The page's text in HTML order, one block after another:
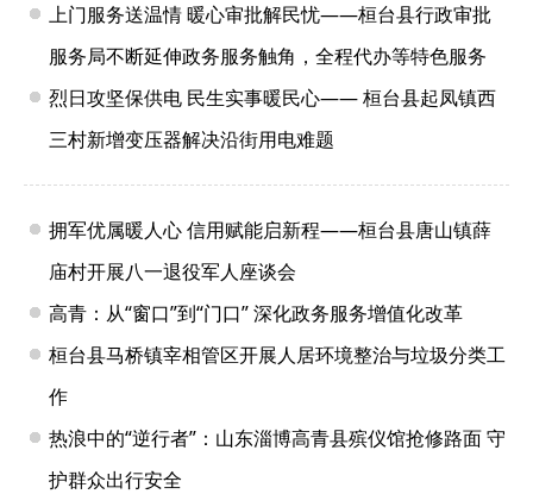
上门服务送温情 暖心审批解民忧——桓台县行政审批
服务局不断延伸政务服务触角，全程代办等特色服务
烈日攻坚保供电 民生实事暖民心—— 桓台县起凤镇西
三村新增变压器解决沿街用电难题
拥军优属暖人心 信用赋能启新程——桓台县唐山镇薛
庙村开展八一退役军人座谈会
高青：从“窗口”到“门口” 深化政务服务增值化改革
桓台县马桥镇宰相管区开展人居环境整治与垃圾分类工
作
热浪中的“逆行者”：山东淄博高青县殡仪馆抢修路面 守
护群众出行安全